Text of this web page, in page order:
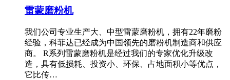
雷蒙磨粉机
我们公司专业生产大、中型雷蒙磨粉机，拥有22年磨粉
经验，科菲达已经成为中国领先的磨粉机制造商和供应
商。 R系列雷蒙磨粉机是经过我们的专家优化升级改
造，具有低损耗、投资小、环保、占地面积小等优点，
它比传…